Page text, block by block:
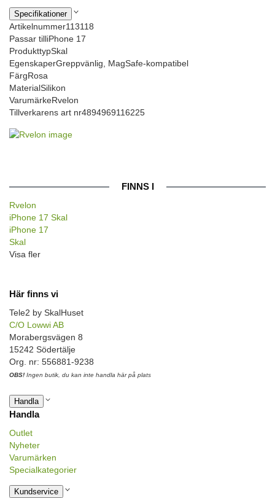
Specifikationer
Artikelnummer113118
Passar tilliPhone 17
ProdukttypSkal
EgenskaperGreppvänlig, MagSafe-kompatibel
FärgRosa
MaterialSilikon
VarumärkeRvelon
Tillverkarens art nr4894969116225
FINNS I
Rvelon
iPhone 17 Skal
iPhone 17
Skal
Visa fler
Här finns vi
Tele2 by SkalHuset
C/O Lowwi AB
Morabergsvägen 8
15242 Södertälje
Org. nr: 556881-9238
OBS! Ingen butik, du kan inte handla här på plats
Handla
Handla
Outlet
Nyheter
Varumärken
Specialkategorier
Kundservice